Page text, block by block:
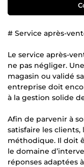
# Service après-
Le service après-
ne pas négliger.
magasin ou validé
entreprise doit
à la gestion solide
Afin de parvenir à
satisfaire les clients,
méthodique. Il doit
le domaine
réponses adaptées